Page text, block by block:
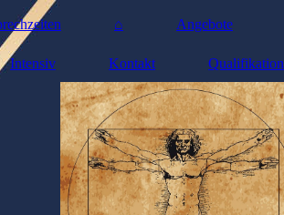
⌂ Angebote
Intensiv Kontakt Qualifikation